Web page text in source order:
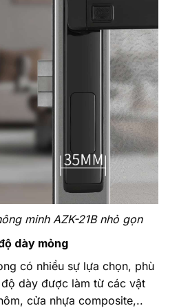
minh AZK-21B nhỏ gọn
dày mỏng
có nhiều sự lựa chọn, phù
dày được làm từ các vật
cửa nhựa composite,..